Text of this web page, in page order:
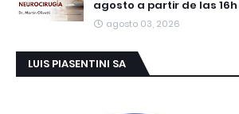
agosto a partir de las 16h
agosto 03, 2026
LUIS PIASENTINI SA